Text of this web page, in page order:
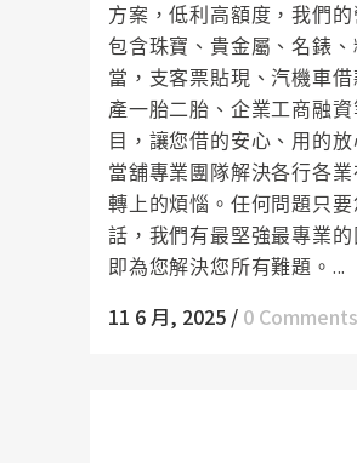
方案，低利高額度，我們的
包含珠寶、貴金屬、名錶
當，支客票貼現、汽機車
產一胎二胎、企業工商融
目，讓您借的安心、用的
當舖專業團隊解決各行各業
轉上的煩惱。任何問題只
話，我們有最堅強最專業
即為您解決您所有難題。...
11 6 月, 2025 / 0 Comments